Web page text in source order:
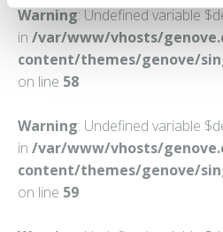
Warning: Undefined variable
in /var/www/vhosts/
content/themes/genove/
on line 58
Warning: Undefined variable
in /var/www/vhosts/
content/themes/genove/
on line 59